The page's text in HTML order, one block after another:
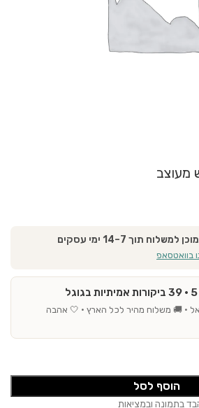
מעוצב
תוך 7–14 ימי עסקים
בוואטסאפ
· 🚚 משלוח מהיר לכל הארץ · 🤍 אהבה
הוסף לסל